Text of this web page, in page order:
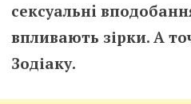
сeксyaльнi
впливають зірки. А
Зодіаку.